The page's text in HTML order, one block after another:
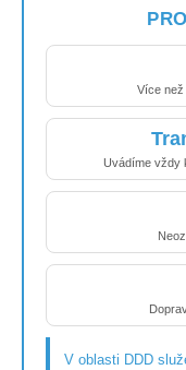
Více
Uvádíme vždy
V oblasti DDD